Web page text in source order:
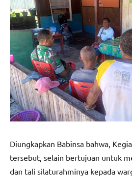
Diungkapkan Babinsa bahwa,
tersebut, selain bertujuan untuk
dan tali silaturahminya kepada